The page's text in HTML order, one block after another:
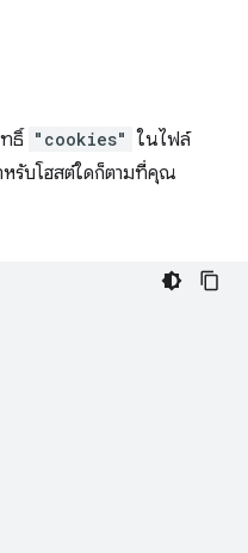
ธิ์ "cookies" ในไฟล์
หรับโฮสต์ใดก็ตามที่คุณ